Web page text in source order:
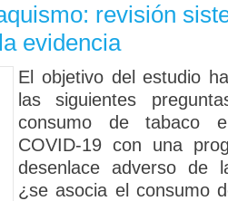
revisión
evidencia
El objetivo del estudio
las siguientes
consumo de tabaco
COVID-19 con una
desenlace adverso de
¿se asocia el consumo